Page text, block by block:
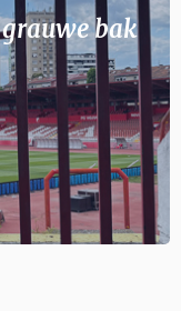
bak